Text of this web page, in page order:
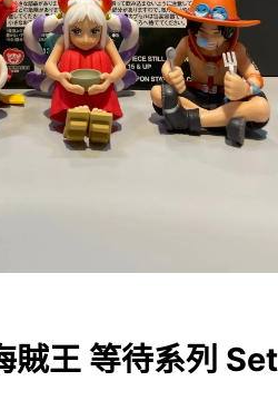
賊王 等待系列 Set